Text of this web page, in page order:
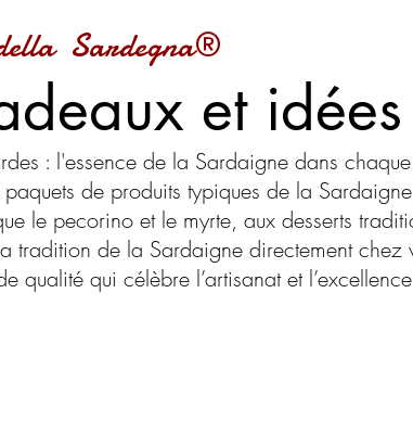
Sardegna®
et idées
: l'essence de la Sardaigne dans
de produits typiques de la
le pecorino et le myrte, aux desserts
tradition de la Sardaigne directement chez
qualité qui célèbre l’artisanat et